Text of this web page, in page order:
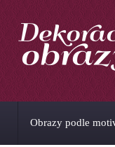
Obrazy podle